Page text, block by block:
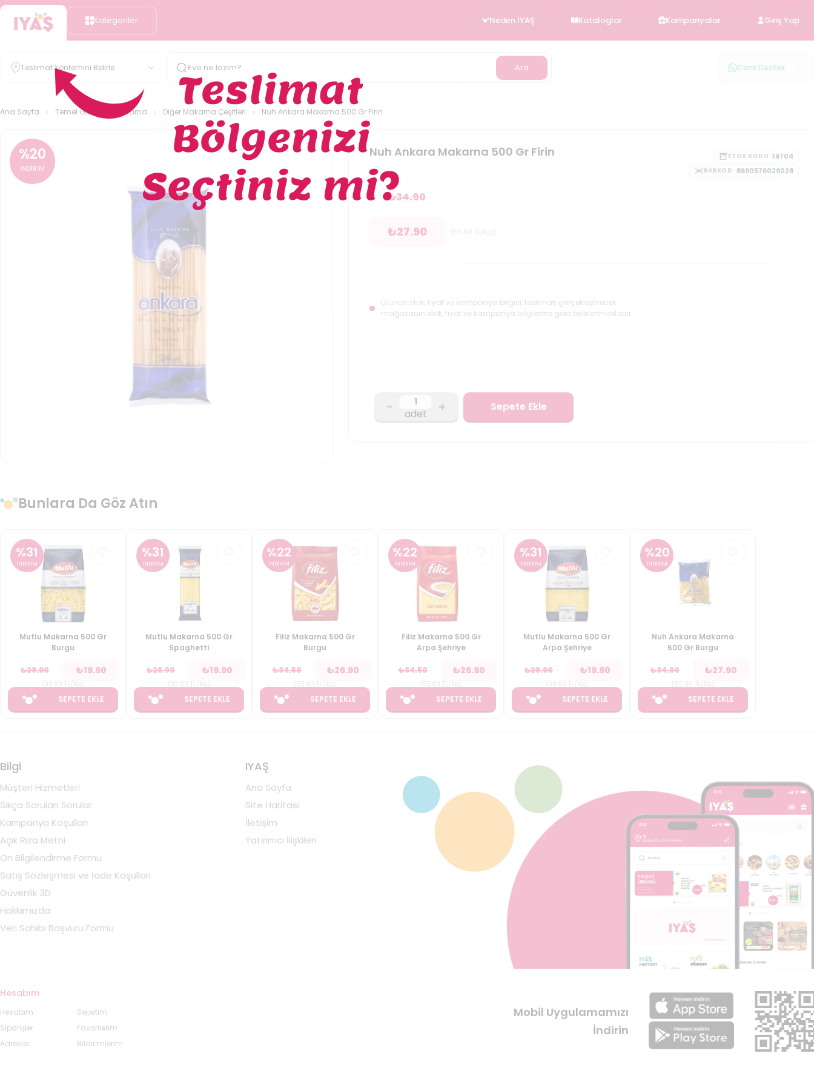
Kategoriler Neden IYAŞ Kataloglar Kampanyalar Giriş Yap
Teslimat Yöntemini Belirle Ara Canlı Destek
Ana Sayfa Temel Gıda Makarna Diğer Makarna Çeşitleri Nuh Ankara Makarna 500 Gr Firin
%20
İNDİRİM
Nuh Ankara Makarna 500 Gr Firin STOK KODU 19704
BARKOD 8690576029028
₺34.90
₺27.90
Ürünün stok, fiyat ve kampanya bilgisi, teslimatı gerçekleştirecek
mağazanın stok, fiyat ve kampanya bilgilerine göre belirlenmektedir.
- adet + Sepete Ekle
Bunlara Da Göz Atın
%31
İNDİRİM
Mutlu Makarna 500 Gr
Burgu
₺28.90 ₺19.90
SEPETE EKLE
%31
İNDİRİM
Mutlu Makarna 500 Gr
Spaghetti
₺28.90 ₺19.90
SEPETE EKLE
%22
İNDİRİM
Filiz Makarna 500 Gr
Burgu
₺34.50 ₺26.90
SEPETE EKLE
%22
İNDİRİM
Filiz Makarna 500 Gr
Arpa Şehriye
₺34.50 ₺26.90
SEPETE EKLE
%31
İNDİRİM
Mutlu Makarna 500 Gr
Arpa Şehriye
₺28.90 ₺19.90
SEPETE EKLE
%20
İNDİRİM
Nuh Ankara Makarna
500 Gr Burgu
₺34.90 ₺27.90
SEPETE EKLE
Bilgi
Müşteri Hizmetleri
Sıkça Sorulan Sorular
Kampanya Koşulları
Açık Rıza Metni
Ön Bilgilendirme Formu
Satış Sözleşmesi ve İade Koşulları
Güvenlik 3D
Hakkımızda
Veri Sahibi Başvuru Formu
IYAŞ
Ana Sayfa
Site Haritası
İletişim
Yatırımcı İlişkileri
Hesabım
Hesabım
Siparişler
Adresler
Sepetim
Favorilerim
Bildirimlerim
Mobil Uygulamamızı
İndirin